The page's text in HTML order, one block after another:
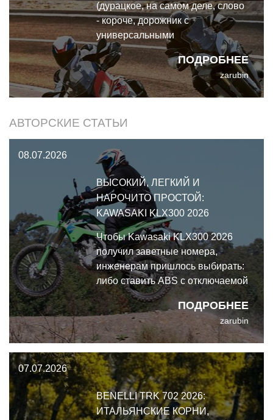
ПОДРОБНЕЕ
(дурацкое, на самом деле, слово
- короче, дорожник с
универсальными
длинноходными подвесками),
оба могут везти неплохой объём
груза, но если у Kawasaki
превосходный, выдержанный
нарастающая тяга, то BMW -
натуральный злодей.
zarubin
АВТОРСКИЕ СТАТЬИ
08.07.2026
ВЫСОКИЙ, ЛЕГКИЙ И
НАРОЧИТО ПРОСТОЙ:
KAWASAKI KLX300 2026
ПОДРОБНЕЕ
Чтобы Kawasaki KLX300 2026
получил заветные номера,
инженерам пришлось выбирать:
либо ставить ABS с отключаемой
задней системой, наращивая
бюджет и вес, либо просто
поднять дорожный просвет и
заехать в класс эндуро. Выбрали
второе.
zarubin
07.07.2026
BENELLI TRK 702 2026:
ИТАЛЬЯНСКИЕ КОРНИ,